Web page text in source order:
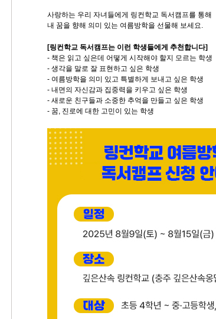
사랑하는 우리 자녀들에게 링컨학교 독서캠프를 통해
내 꿈을 향해 의미 있는 여름방학을 선물해 보세요.
[링컨학교 독서캠프는 이런 학생들에게 추천합니다]
- 책은 읽고 싶은데 어떻게 시작해야 할지 모르는 학생
- 생각을 말로 잘 표현하고 싶은 학생
- 여름방학을 의미 있고 특별하게 보내고 싶은 학생
- 내면의 자신감과 집중력을 키우고 싶은 학생
- 새로운 친구들과 소중한 추억을 만들고 싶은 학생
- 꿈, 진로에 대한 고민이 있는 학생